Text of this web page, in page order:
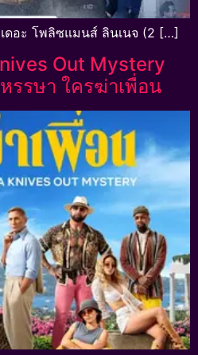
เดอะ โพลิซแมนส์ ลินเนจ (2 […]
Out Mystery
รษา ใครฆ่าเพื่อน